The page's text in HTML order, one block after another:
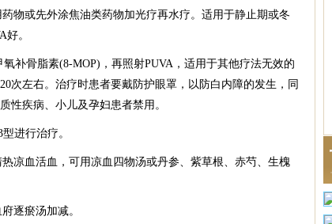
或先外涂焦油类药物加光疗再水疗。适用于静止期或冬
。
骨脂素(8-MOP)，再照射PUVA，适用于其他疗法无效的
次左右。治疗时患者要戴防护眼罩，以防白内障的发生，同
性疾病、小儿及孕妇患者禁用。
进行治疗。
血活血，可用凉血四物汤或丹参、紫草根、赤芍、生槐
逐瘀汤加减。